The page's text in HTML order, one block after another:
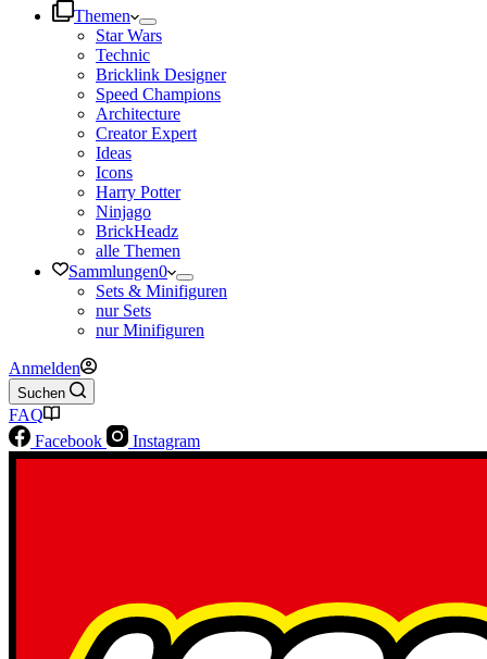
Themen
Star Wars
Technic
Bricklink Designer
Speed Champions
Architecture
Creator Expert
Ideas
Icons
Harry Potter
Ninjago
BrickHeadz
alle Themen
Sammlungen0
Sets & Minifiguren
nur Sets
nur Minifiguren
Anmelden
Suchen
FAQ
Facebook
Instagram